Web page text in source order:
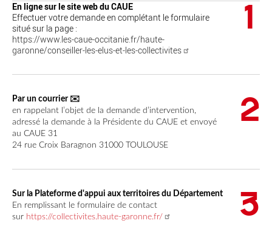
En ligne sur le site web du CAUE
Effectuer votre demande en complétant le formulaire
situé sur la page :
https://www.les-caue-occitanie.fr/haute-
garonne/conseiller-les-elus-et-les-collectivites
Par un courrier ✉️
en rappelant l’objet de la demande d’intervention,
adressé la demande à la Présidente du CAUE et envoyé
au CAUE 31
24 rue Croix Baragnon 31000 TOULOUSE
Sur la Plateforme d'appui aux territoires du Département
En remplissant le formulaire de contact
sur https://collectivites.haute-garonne.fr/